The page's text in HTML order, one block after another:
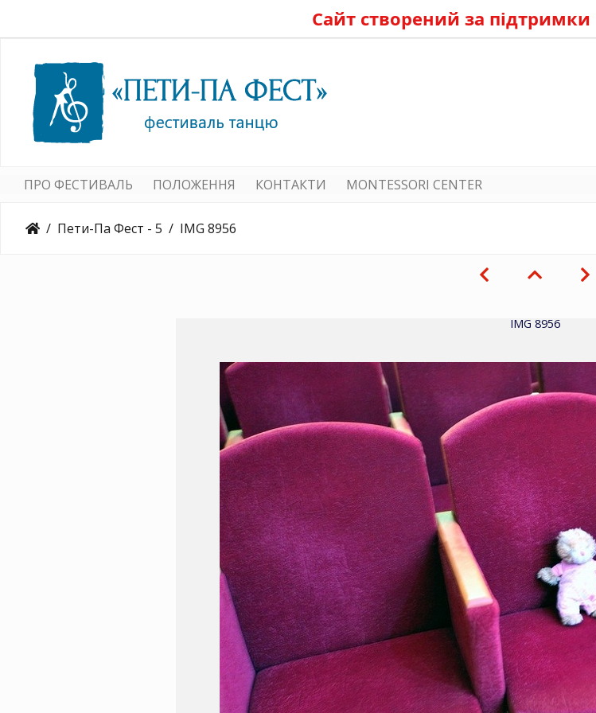
Сайт створений за підтримки
ПРО ФЕСТИВАЛЬ ПОЛОЖЕННЯ КОНТАКТИ MONTESSORI CENTER
Пети-Па Фест - 5 IMG 8956
IMG 8956